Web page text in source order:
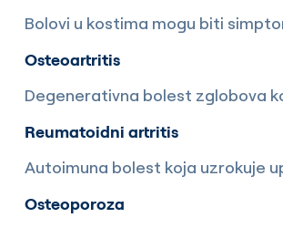
Bolovi u kostima mogu biti
Osteoartritis
Degenerativna bolest zglobova
Reumatoidni artritis
Autoimuna bolest koja uzrokuje
Osteoporoza